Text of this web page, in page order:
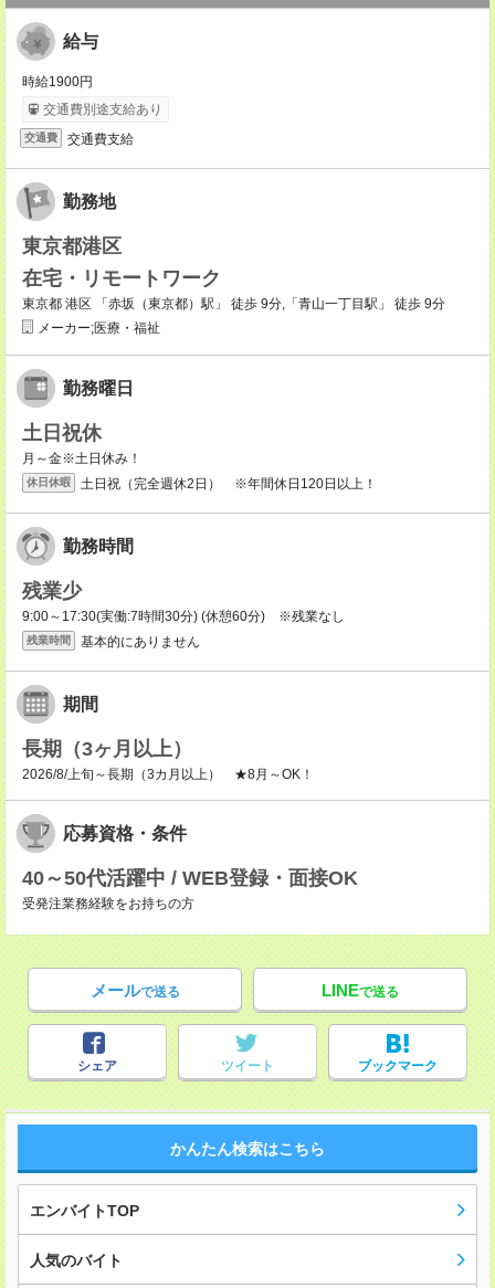
給与
時給1900円
交通費別途支給あり
交通費 交通費支給
勤務地
東京都港区
在宅・リモートワーク
東京都 港区 「赤坂（東京都）駅」 徒歩 9分,「青山一丁目駅」 徒歩 9分
メーカー;医療・福祉
勤務曜日
土日祝休
月～金※土日休み！
休日休暇 土日祝（完全週休2日） ※年間休日120日以上！
勤務時間
残業少
9:00～17:30(実働:7時間30分) (休憩60分) ※残業なし
残業時間 基本的にありません
期間
長期（3ヶ月以上）
2026/8/上旬～長期（3カ月以上） ★8月～OK！
応募資格・条件
40～50代活躍中 / WEB登録・面接OK
受発注業務経験をお持ちの方
メールで送る LINEで送る
シェア ツイート ブックマーク
かんたん検索はこちら
エンバイトTOP
人気のバイト